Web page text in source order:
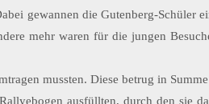
gewannen die Gutenberg-
mehr waren für die jungen
mussten. Diese betrug in
ausfüllten, durch den sie